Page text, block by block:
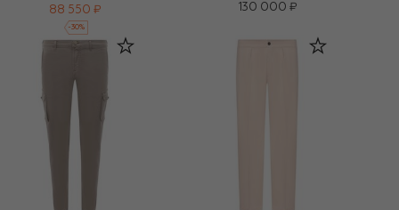
88 550 ₽
-30%
130 000 ₽